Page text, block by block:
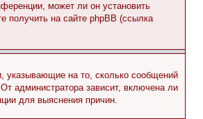
может ли он установить
получить на сайте phpBB (ссылка
указывающие на то, сколько сообщений
администратора зависит, включена ли
для выяснения причин.